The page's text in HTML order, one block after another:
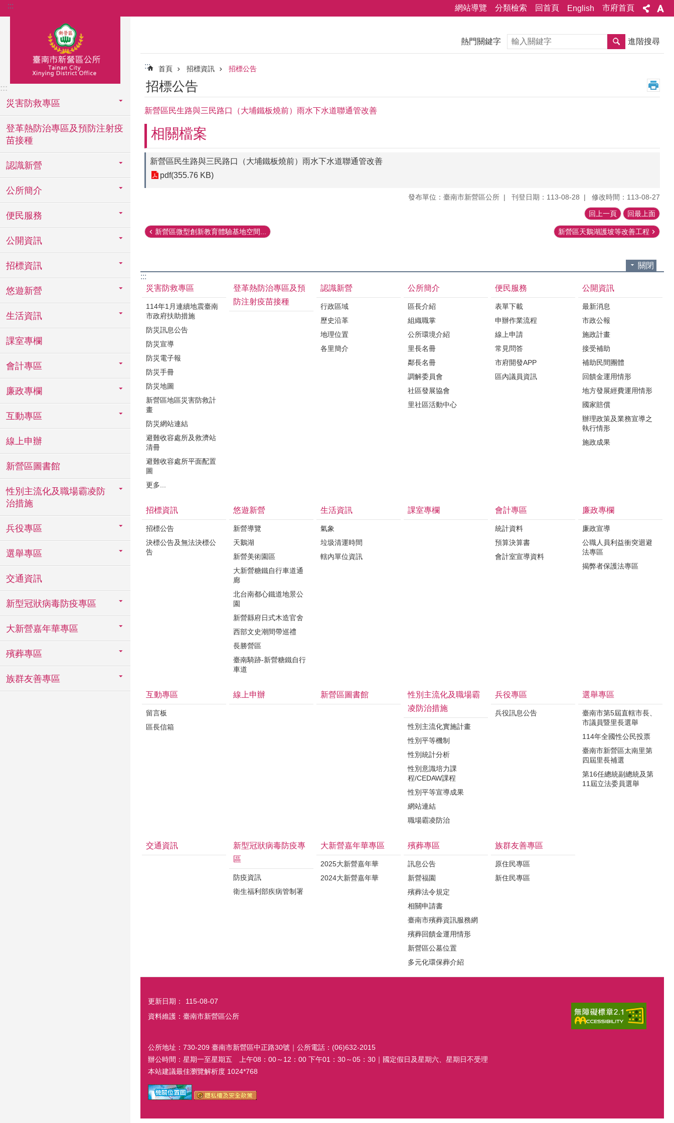
跳到主要內容區塊
::: 網站導覽 分類檢索 回首頁 English 市府首頁
:::
災害防救專區
登革熱防治專區及預防注射疫
苗接種
認識新營
公所簡介
便民服務
公開資訊
招標資訊
悠遊新營
生活資訊
課室專欄
會計專區
廉政專欄
互動專區
線上申辦
新營區圖書館
性別主流化及職場霸凌防
治措施
兵役專區
選舉專區
交通資訊
新型冠狀病毒防疫專區
大新營嘉年華專區
殯葬專區
族群友善專區
熱門關鍵字 搜尋 進階搜尋
::: 首頁 招標資訊 招標公告
招標公告
新營區民生路與三民路口（大埔鐵板燒前）雨水下水道聯通管改善
相關檔案
新營區民生路與三民路口（大埔鐵板燒前）雨水下水道聯通管改善
pdf(355.76 KB)
發布單位：臺南市新營區公所 刊登日期：113-08-28 修改時間：113-08-27
回上一頁 回最上面
新營區微型創新教育體驗基地空間... 新營區天鵝湖護坡等改善工程
關閉
:::
災害防救專區
114年1月連續地震臺南
市政府扶助措施
防災訊息公告
防災宣導
防災電子報
防災手冊
防災地圖
新營區地區災害防救計
畫
防災網站連結
避難收容處所及救濟站
清冊
避難收容處所平面配置
圖
更多...
登革熱防治專區及預
防注射疫苗接種
認識新營
行政區域
歷史沿革
地理位置
各里簡介
公所簡介
區長介紹
組織職掌
公所環境介紹
里長名冊
鄰長名冊
調解委員會
社區發展協會
里社區活動中心
便民服務
表單下載
申辦作業流程
線上申請
常見問答
市府開發APP
區內議員資訊
公開資訊
最新消息
市政公報
施政計畫
接受補助
補助民間團體
回饋金運用情形
地方發展經費運用情形
國家賠償
辦理政策及業務宣導之
執行情形
施政成果
招標資訊
招標公告
決標公告及無法決標公
告
悠遊新營
新營導覽
天鵝湖
新營美術園區
大新營糖鐵自行車道通
廊
北台南都心鐵道地景公
園
新營縣府日式木造官舍
西部文史潮間帶巡禮
長勝營區
臺南騎跡-新營糖鐵自行
車道
生活資訊
氣象
垃圾清運時間
轄內單位資訊
課室專欄 會計專區
統計資料
預算決算書
會計室宣導資料
廉政專欄
廉政宣導
公職人員利益衝突迴避
法專區
揭弊者保護法專區
互動專區
留言板
區長信箱
線上申辦 新營區圖書館
性別主流化及職場霸
凌防治措施
性別主流化實施計畫
性別平等機制
性別統計分析
性別意識培力課
程/CEDAW課程
性別平等宣導成果
網站連結
職場霸凌防治
兵役專區
兵役訊息公告
選舉專區
臺南市第5屆直轄市長、
市議員暨里長選舉
114年全國性公民投票
臺南市新營區太南里第
四屆里長補選
第16任總統副總統及第
11屆立法委員選舉
交通資訊
新型冠狀病毒防疫專
區
防疫資訊
衛生福利部疾病管制署
大新營嘉年華專區
2025大新營嘉年華
2024大新營嘉年華
殯葬專區
訊息公告
新營福園
殯葬法令規定
相關申請書
臺南市殯葬資訊服務網
殯葬回饋金運用情形
新營區公墓位置
多元化環保葬介紹
族群友善專區
原住民專區
新住民專區
更新日期：
115-08-07
資料維護：臺南市新營區公所
公所地址：730-209 臺南市新營區中正路30號｜公所電話：(06)632-2015
辦公時間：星期一至星期五 上午08：00～12：00 下午01：30～05：30｜國定假日及星期六、星期日不受理
本站建議最佳瀏覽解析度 1024*768